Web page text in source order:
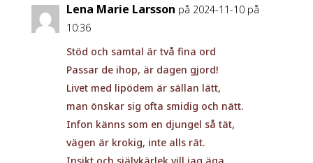
Lena Marie Larsson på 2024-11-10 på
10:36
Stöd och samtal är två fina ord
Passar de ihop, är dagen gjord!
Livet med lipödem är sällan lätt,
man önskar sig ofta smidig och nätt.
Infon känns som en djungel så tät,
vägen är krokig, inte alls rät.
Insikt och självkärlek vill jag äga,